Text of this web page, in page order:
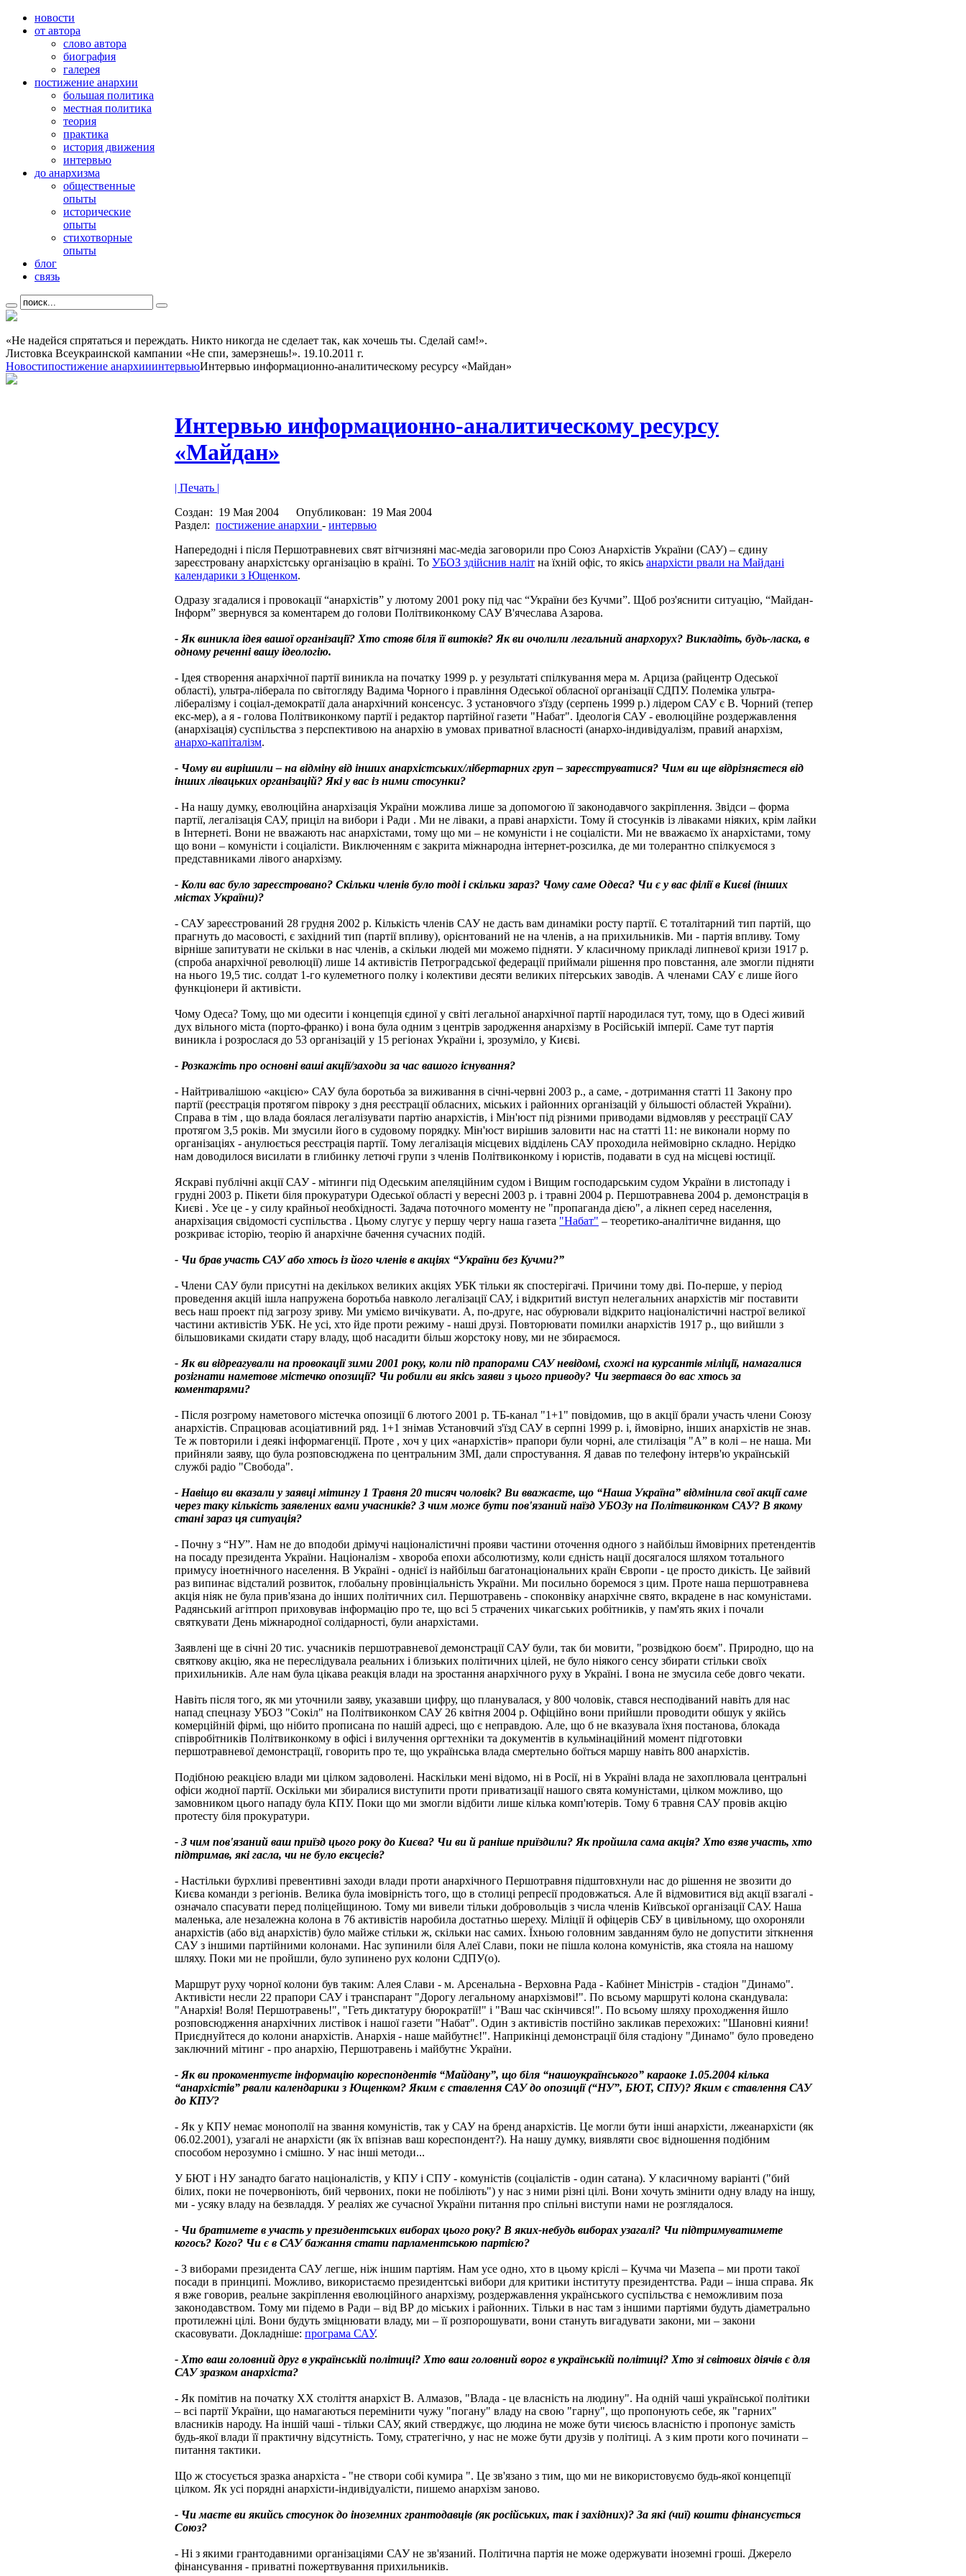
новости
от автора
слово автора
биография
галерея
постижение анархии
большая политика
местная политика
теория
практика
история движения
интервью
до анархизма
общественные
опыты
исторические
опыты
стихотворные
опыты
блог
связь
«Не надейся спрятаться и переждать. Никто никогда не сделает так, как хочешь ты. Сделай сам!».
Листовка Всеукраинской кампании «Не спи, замерзнешь!». 19.10.2011 г.
Новостипостижение анархииинтервьюИнтервью информационно-аналитическому ресурсу «Майдан»
Интервью информационно-аналитическому ресурсу
«Майдан»
| Печать |
Создан: 19 Мая 2004 Опубликован: 19 Мая 2004
Раздел: постижение анархии - интервью
Напередодні і після Першотравневих свят вітчизняні мас-медіа заговорили про Союз Анархістів України (САУ) – єдину
зареєстровану анархістську організацію в країні. То УБОЗ здійснив наліт на їхній офіс, то якісь анархісти рвали на Майдані
календарики з Ющенком.
Одразу згадалися і провокації “анархістів” у лютому 2001 року під час “України без Кучми”. Щоб роз'яснити ситуацію, “Майдан-
Інформ” звернувся за коментарем до голови Політвиконкому САУ В'ячеслава Азарова.
- Як виникла ідея вашої організації? Хто стояв біля її витоків? Як ви очолили легальний анархорух? Викладіть, будь-ласка, в
одному реченні вашу ідеологію.
- Ідея створення анархічної партії виникла на початку 1999 р. у результаті спілкування мера м. Арциза (райцентр Одеської
області), ультра-ліберала по світогляду Вадима Чорного і правління Одеської обласної організації СДПУ. Полеміка ультра-
лібералізму і соціал-демократії дала анархічний консенсус. З установчого з'їзду (серпень 1999 р.) лідером САУ є В. Чорний (тепер
екс-мер), а я - голова Політвиконкому партії і редактор партійної газети "Набат". Ідеологія САУ - еволюційне роздержавлення
(анархізація) суспільства з перспективою на анархію в умовах приватної власності (анархо-індивідуалізм, правий анархізм,
анархо-капіталізм.
- Чому ви вирішили – на відміну від інших анархістських/лібертарних груп – зареєструватися? Чим ви ще відрізняєтеся від
інших лівацьких організацій? Які у вас із ними стосунки?
- На нашу думку, еволюційна анархізація України можлива лише за допомогою її законодавчого закріплення. Звідси – форма
партії, легалізація САУ, приціл на вибори і Ради . Ми не ліваки, а праві анархісти. Тому й стосунків із ліваками ніяких, крім лайки
в Інтернеті. Вони не вважають нас анархістами, тому що ми – не комуністи і не соціалісти. Ми не вважаємо їх анархістами, тому
що вони – комуністи і соціалісти. Виключенням є закрита міжнародна інтернет-розсилка, де ми толерантно спілкуємося з
представниками лівого анархізму.
- Коли вас було зареєстровано? Скільки членів було тоді і скільки зараз? Чому саме Одеса? Чи є у вас філії в Києві (інших
містах України)?
- САУ зареєстрований 28 грудня 2002 р. Кількість членів САУ не дасть вам динаміки росту партії. Є тоталітарний тип партій, що
прагнуть до масовості, є західний тип (партії впливу), орієнтований не на членів, а на прихильників. Ми - партія впливу. Тому
вірніше запитувати не скільки в нас членів, а скільки людей ми можемо підняти. У класичному прикладі липневої кризи 1917 р.
(спроба анархічної революції) лише 14 активістів Петроградської федерації приймали рішення про повстання, але змогли підняти
на нього 19,5 тис. солдат 1-го кулеметного полку і колективи десяти великих пітерських заводів. А членами САУ є лише його
функціонери й активісти.
Чому Одеса? Тому, що ми одесити і концепція єдиної у світі легальної анархічної партії народилася тут, тому, що в Одесі живий
дух вільного міста (порто-франко) і вона була одним з центрів зародження анархізму в Російській імперії. Саме тут партія
виникла і розрослася до 53 організацій у 15 регіонах України і, зрозуміло, у Києві.
- Розкажіть про основні ваші акції/заходи за час вашого існування?
- Найтривалішою «акцією» САУ була боротьба за виживання в січні-червні 2003 р., а саме, - дотримання статті 11 Закону про
партії (реєстрація протягом півроку з дня реєстрації обласних, міських і районних організацій у більшості областей України).
Справа в тім , що влада боялася легалізувати партію анархістів, і Мін'юст під різними приводами відмовляв у реєстрації САУ
протягом 3,5 років. Ми змусили його в судовому порядку. Мін'юст вирішив заловити нас на статті 11: не виконали норму по
організаціях - анулюється реєстрація партії. Тому легалізація місцевих відділень САУ проходила неймовірно складно. Нерідко
нам доводилося висилати в глибинку летючі групи з членів Політвиконкому і юристів, подавати в суд на місцеві юстиції.
Яскраві публічні акції САУ - мітинги під Одеським апеляційним судом і Вищим господарським судом України в листопаду і
грудні 2003 р. Пікети біля прокуратури Одеської області у вересні 2003 р. і травні 2004 р. Першотравнева 2004 р. демонстрація в
Києві . Усе це - у силу крайньої необхідності. Задача поточного моменту не "пропаганда дією", а лікнеп серед населення,
анархізация свідомості суспільства . Цьому слугує у першу чергу наша газета "Набат" – теоретико-аналітичне видання, що
розкриває історію, теорію й анархічне бачення сучасних подій.
- Чи брав участь САУ або хтось із його членів в акціях “України без Кучми?”
- Члени САУ були присутні на декількох великих акціях УБК тільки як спостерігачі. Причини тому дві. По-перше, у перiод
проведення акцій iшла напружена боротьба навколо легалізації САУ, і відкритий виступ нелегальних анархістів міг поставити
весь наш проект під загрозу зриву. Ми уміємо вичікувати. А, по-друге, наc обурювали відкрито націоналістичні настрої великої
частини активістів УБК. Не усі, хто йде проти режиму - наші друзі. Повторювати помилки анархістів 1917 р., що вийшли з
більшовиками скидати стару владу, щоб насадити більш жорстоку нову, ми не збираємося.
- Як ви відреагували на провокації зими 2001 року, коли під прапорами САУ невідомі, схожі на курсантів міліції, намагалися
розігнати наметове містечко опозиції? Чи робили ви якісь заяви з цього приводу? Чи звертався до вас хтось за
коментарями?
- Після розгрому наметового містечка опозиції 6 лютого 2001 р. ТБ-канал "1+1" повідомив, що в акції брали участь члени Союзу
анархістів. Спрацював асоціативний ряд. 1+1 знімав Установчий з'їзд САУ в серпні 1999 р. і, ймовірно, інших анархістів не знав.
Те ж повторили і деякі інформагенції. Проте , хоч у цих «анархістів» прапори були чорні, але стилізація "А” в колі – не наша. Ми
прийняли заяву, що була розповсюджена по центральним ЗМІ, дали спростування. Я давав по телефону інтерв'ю українській
службі радіо "Свобода".
- Навіщо ви вказали у заявці мітингу 1 Травня 20 тисяч чоловік? Ви вважаєте, що “Наша Україна” відмінила свої акції саме
через таку кількість заявлених вами учасників? З чим може бути пов'язаний наїзд УБОЗу на Політвиконком САУ? В якому
стані зараз ця ситуація?
- Почну з “НУ”. Нам не до вподоби дрімучі націоналістичні прояви частини оточення одного з найбільш ймовірних претендентів
на посаду президента України. Націоналізм - хвороба епохи абсолютизму, коли єдність нації досягалося шляхом тотального
примусу іноетнічного населення. В Україні - однієї із найбільш багатонаціональних країн Європи - це просто дикість. Це зайвий
раз випинає відсталий розвиток, глобальну провінціальність України. Ми посильно боремося з цим. Проте наша першотравнева
акція ніяк не була прив'язана до інших політичних сил. Першотравень - споконвіку анархічне свято, вкрадене в нас комуністами.
Радянський агітпроп приховував інформацію про те, що всі 5 страчених чикагських робітників, у пам'ять яких і почали
святкувати День міжнародної солідарності, були анархістами.
Заявлені ще в січні 20 тис. учасників першотравневої демонстрації САУ були, так би мовити, "розвідкою боєм". Природно, що на
святкову акцію, яка не переслідувала реальних і близьких політичних цілей, не було ніякого сенсу збирати стільки своїх
прихильників. Але нам була цікава реакція влади на зростання анархічного руху в Україні. І вона не змусила себе довго чeкати.
Навіть після того, як ми уточнили заяву, указавши цифру, що планувалася, у 800 чоловік, стався несподіваний навіть для нас
напад спецназу УБОЗ "Сокіл" на Політвиконком САУ 26 квітня 2004 р. Офіційно вони прийшли проводити обшук у якійсь
комерційній фірмі, що нібито прописана по нашій адресі, що є неправдою. Але, що б не вказувала їхня постанова, блокада
співробітників Політвиконкому в офісі і вилучення оргтехніки та документів в кульмінаційний момент підготовки
першотравневої демонстрації, говорить про те, що українська влада смертельно боїться маршу навіть 800 анархістів.
Подібною реакцією влади ми цілком задоволені. Наскільки мені відомо, ні в Росії, ні в Україні влада не захоплювала центральні
офіси жодної партії. Оскільки ми збиралися виступити проти приватизації нашого свята комуністами, цілком можливо, що
замовником цього нападу була КПУ. Поки що ми змогли відбити лише кілька комп'ютерів. Тому 6 травня САУ провів акцію
протесту біля прокуратури.
- З чим пов'язаний ваш приїзд цього року до Києва? Чи ви й раніше приїздили? Як пройшла сама акція? Хто взяв участь, хто
підтримав, які гасла, чи не було ексцесів?
- Настільки бурхливі превентивні заходи влади проти анархічного Першотравня підштовхнули нас до рішення не звозити до
Києва команди з регіонів. Велика була імовірність того, що в столиці репресії продовжаться. Але й відмовитися від акції взагалі -
означало спасувати перед поліцейщиною. Тому ми вивели тільки добровольців з числа членів Київської організації САУ. Наша
маленька, але незалежна колона в 76 активістів наробила достатньо шереху. Міліції й офіцерів СБУ в цивільному, що охороняли
анархістів (або від анархістів) було майже стільки ж, скільки нас самих. Їхньою головним завданням було не допустити зіткнення
САУ з іншими партійними колонами. Нас зупинили біля Алеї Слави, поки не пішла колона комуністів, яка стояла на нашому
шляху. Поки ми не пройшли, було зупинено рух колони СДПУ(о).
Маршрут руху чорної колони був таким: Алея Слави - м. Арсенальна - Верховна Рада - Кабінет Міністрів - стадіон "Динамо".
Активісти несли 22 прапори САУ і транспарант "Дорогу легальному анархізмові!". По всьому маршруті колона скандувала:
"Анархія! Воля! Першотравень!", "Геть диктатуру бюрократії!" і "Ваш час скінчився!". По всьому шляху проходження йшло
розповсюдження анархічних листівок і нашої газети "Набат". Один з активістів постійно закликав перехожих: "Шановні кияни!
Приєднуйтеся до колони анархістів. Анархія - наше майбутнє!". Наприкінці демонстрації біля стадіону "Динамо" було проведено
заключний мітинг - про анархію, Першотравень і майбутнє України.
- Як ви прокоментуєте інформацію кореспондентів “Майдану”, що біля “нашоукраїнського” караоке 1.05.2004 кілька
“анархістів” рвали календарики з Ющенком? Яким є ставлення САУ до опозиції (“НУ”, БЮТ, СПУ)? Яким є ставлення САУ
до КПУ?
- Як у КПУ немає монополії на звання комуністів, так у САУ на бренд анархістів. Це могли бути інші анархісти, лжеанархісти (як
06.02.2001), узагалі не анархісти (як їх впізнав ваш кореспондент?). На нашу думку, виявляти своє відношення подібним
способом нерозумно і смішно. У нас інші методи...
У БЮТ і НУ занадто багато націоналістів, у КПУ і СПУ - комуністів (соціалістів - один сатана). У класичному варіанті ("бий
білих, поки не почервоніють, бий червоних, поки не побіліють") у нас з ними різні цілі. Вони хочуть змінити одну владу на іншу,
ми - усяку владу на безвладдя. У реаліях же сучасної України питання про спільні виступи нами не розглядалося.
- Чи братимете в участь у президентських виборах цього року? В яких-небудь виборах узагалі? Чи підтримуватимете
когось? Кого? Чи є в САУ бажання стати парламентською партією?
- З виборами президента САУ легше, ніж іншим партіям. Нам усе одно, хто в цьому кріслі – Кучма чи Мазепа – ми проти такої
посади в принципі. Можливо, використаємо президентські вибори для критики інституту президентства. Ради – інша справа. Як
я вже говорив, реальне закріплення еволюційного анархізму, роздержавлення українського суспільства є неможливим поза
законодавством. Тому ми підемо в Ради – від ВР до міських і районних. Тільки в нас там з іншими партіями будуть діаметрально
протилежні цілі. Вони будуть зміцнювати владу, ми – її розпорошувати, вони стануть вигадувати закони, ми – закони
скасовувати. Докладніше: програма САУ.
- Хто ваш головний друг в українській політиці? Хто ваш головний ворог в українській політиці? Хто зі світових діячів є для
САУ зразком анархіста?
- Як помітив на початку ХХ століття анархіст В. Алмазoв, "Влада - це власність на людину". На одній чаші української політики
– всі партії України, що намагаються перемінити чужу "погану" владу на свою "гарну", що пропонують себе, як "гарних"
власників народу. На іншій чаші - тільки САУ, який стверджує, що людина не може бути чиєюсь власністю і пропонує замість
будь-якої влади її практичну відсутність. Тому, стратегічно, у нас не може бути друзів у політиці. А з ким проти кого починати –
питання тактики.
Що ж стосується зразка анархіста - "не створи собі кумира ". Це зв'язано з тим, що ми не використовуємо будь-якої концепції
цілком. Як усі порядні анархісти-індивідуалісти, пишемо анархізм заново.
- Чи маєте ви якийсь стосунок до іноземних грантодавців (як російських, так і західних)? За які (чиї) кошти фінансується
Союз?
- Ні з якими грантодавними організаціями САУ не зв'язаний. Політична партія не може одержувати іноземні гроші. Джерело
фінансування - приватні пожертвування прихильників.